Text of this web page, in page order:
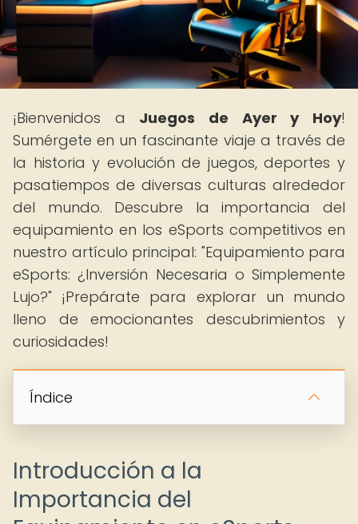
¡Bienvenidos a Juegos de Ayer y Hoy!
Sumérgete en un fascinante viaje a través de
la historia y evolución de juegos, deportes y
pasatiempos de diversas culturas alrededor
del mundo. Descubre la importancia del
equipamiento en los eSports competitivos en
nuestro artículo principal: "Equipamiento para
eSports: ¿Inversión Necesaria o Simplemente
Lujo?" ¡Prepárate para explorar un mundo
lleno de emocionantes descubrimientos y
curiosidades!
Índice
Introducción a la
Importancia del